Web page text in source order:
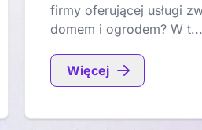
firmy oferującej usługi
domem i ogrodem? W t...
Więcej